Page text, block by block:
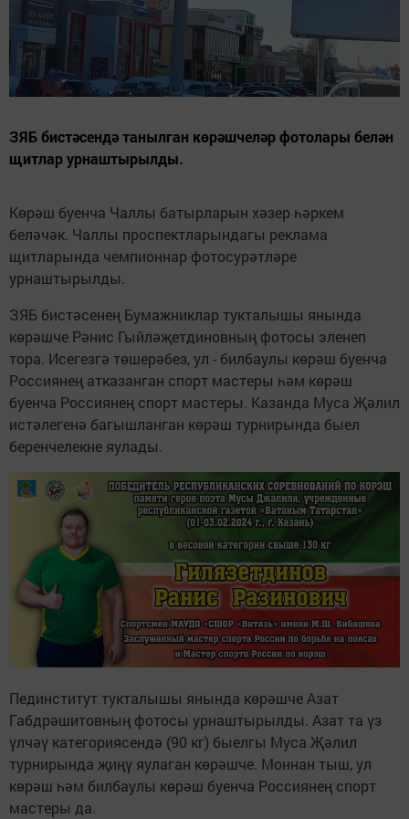
ЗЯБ бистәсендә танылган көрәшчеләр фотолары белән
щитлар урнаштырылды.
Көрәш буенча Чаллы батырларын хәзер һәркем
беләчәк. Чаллы проспектларындагы реклама
щитларында чемпионнар фотосурәтләре
урнаштырылды.
ЗЯБ бистәсенең Бумажниклар тукталышы янында
көрәшче Рәнис Гыйләҗетдиновның фотосы эленеп
тора. Исегезгә төшерәбез, ул - билбаулы көрәш буенча
Россиянең атказанган спорт мастеры һәм көрәш
буенча Россиянең спорт мастеры. Казанда Муса Җәлил
истәлегенә багышланган көрәш турнирында быел
беренчелекне яулады.
Пединститут тукталышы янында көрәшче Азат
Габдрәшитовның фотосы урнаштырылды. Азат та үз
үлчәү категориясендә (90 кг) быелгы Муса Җәлил
турнирында җиңү яулаган көрәшче. Моннан тыш, ул
көрәш һәм билбаулы көрәш буенча Россиянең спорт
мастеры да.